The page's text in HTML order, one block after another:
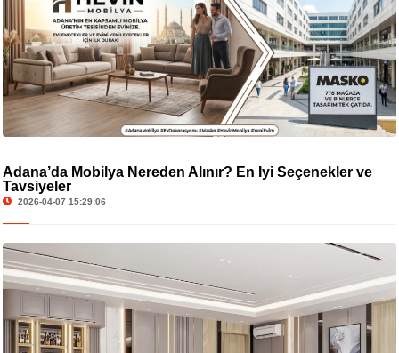
Adana’da Mobilya Nereden Alınır? En İyi Seçenekler ve
Tavsiyeler
2026-04-07 15:29:06